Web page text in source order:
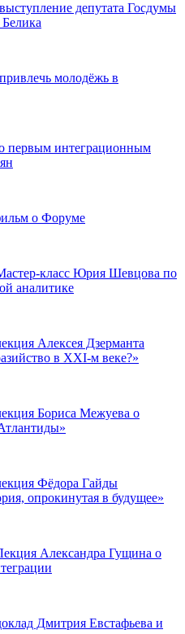
депутата Госдумы
молодёжь в
первым интеграционным
о Форуме
класс Юрия Шевцова по
аналитике
Алексея Дзерманта
в XXI-м веке?»
Бориса Межуева о
Фёдора Гайды
опрокинутая в будущее»
Александра Гущина о
Дмитрия Евстафьева и